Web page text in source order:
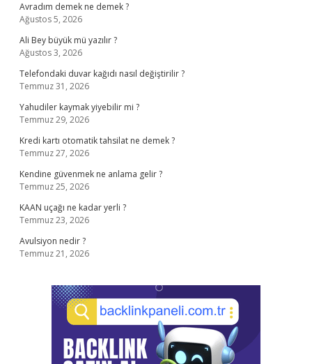
Avradım demek ne demek ?
Ağustos 5, 2026
Ali Bey büyük mü yazılır ?
Ağustos 3, 2026
Telefondaki duvar kağıdı nasıl değiştirilir ?
Temmuz 31, 2026
Yahudiler kaymak yiyebilir mi ?
Temmuz 29, 2026
Kredi kartı otomatik tahsilat ne demek ?
Temmuz 27, 2026
Kendine güvenmek ne anlama gelir ?
Temmuz 25, 2026
KAAN uçağı ne kadar yerli ?
Temmuz 23, 2026
Avulsiyon nedir ?
Temmuz 21, 2026